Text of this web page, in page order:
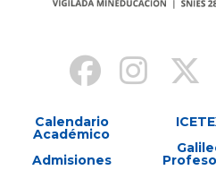
Calendario
Académico
Admisiones